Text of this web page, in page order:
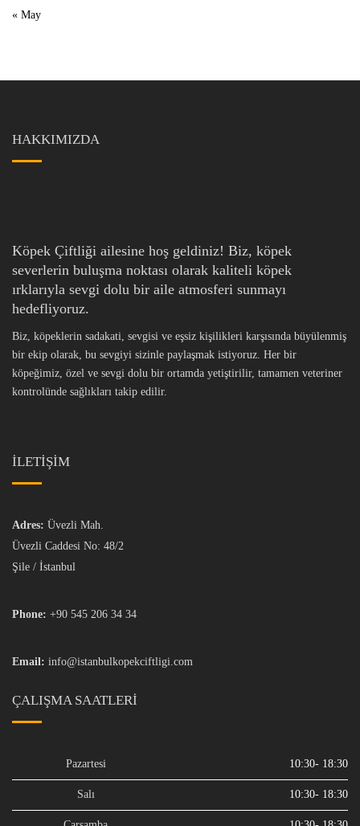
« May
HAKKIMIZDA
Köpek Çiftliği ailesine hoş geldiniz! Biz, köpek
severlerin buluşma noktası olarak kaliteli köpek
ırklarıyla sevgi dolu bir aile atmosferi sunmayı
hedefliyoruz.
Biz, köpeklerin sadakati, sevgisi ve eşsiz kişilikleri karşısında büyülenmiş
bir ekip olarak, bu sevgiyi sizinle paylaşmak istiyoruz. Her bir
köpeğimiz, özel ve sevgi dolu bir ortamda yetiştirilir, tamamen veteriner
kontrolünde sağlıkları takip edilir.
İLETİŞİM
Adres: Üvezli Mah.
Üvezli Caddesi No: 48/2
Şile / İstanbul
Phone: +90 545 206 34 34
Email: info@istanbulkopekciftligi.com
ÇALIŞMA SAATLERI
Pazartesi 10:30- 18:30
Salı 10:30- 18:30